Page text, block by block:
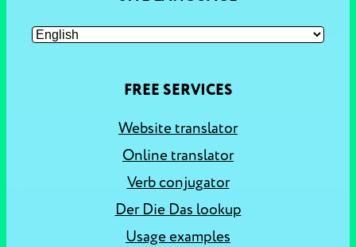
FREE SERVICES
Website translator
Online translator
Verb conjugator
Der Die Das lookup
Usage examples